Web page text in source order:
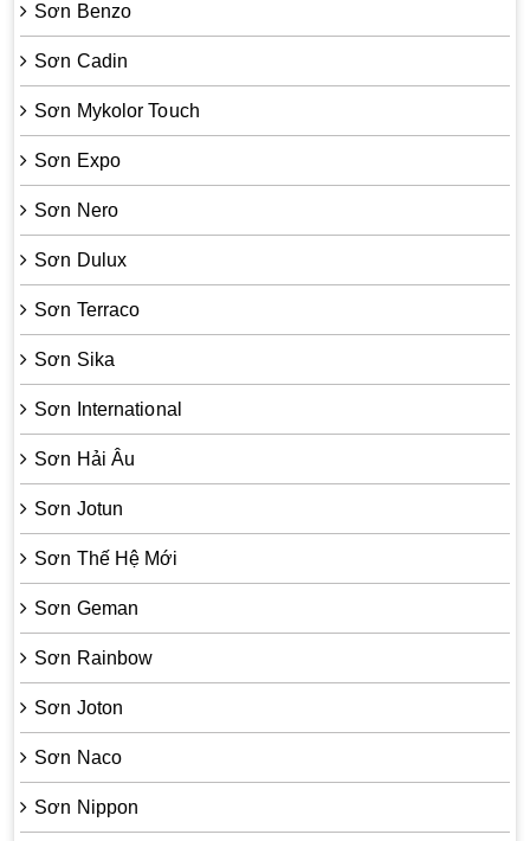
Sơn Benzo
Sơn Cadin
Sơn Mykolor Touch
Sơn Expo
Sơn Nero
Sơn Dulux
Sơn Terraco
Sơn Sika
Sơn International
Sơn Hải Âu
Sơn Jotun
Sơn Thế Hệ Mới
Sơn Geman
Sơn Rainbow
Sơn Joton
Sơn Naco
Sơn Nippon